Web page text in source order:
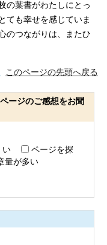
の葉書がわたしにとっ
ても幸せを感じていま
のつながりは、またひ
このページの先頭へ戻る
ージのご感想をお聞
い
ページを探
量が多い